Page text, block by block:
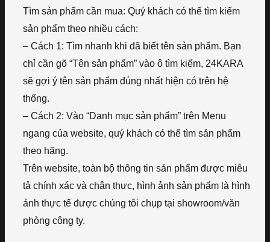
Tìm sản phẩm cần mua: Quý khách có thể tìm kiếm
sản phẩm theo nhiều cách:
– Cách 1: Tìm nhanh khi đã biết tên sản phẩm. Bạn
chỉ cần gõ “Tên sản phẩm” vào ô tìm kiếm, 24KARA
sẽ gợi ý tên sản phẩm đúng nhất hiện có trên hệ
thống.
– Cách 2: Vào “Danh mục sản phẩm” trên Menu
ngang của website, quý khách có thể tìm sản phẩm
theo hãng.
Trên website, toàn bộ thông tin sản phẩm được miêu
tả chính xác và chân thực, hình ảnh sản phẩm là hình
ảnh thực tế được chúng tôi chụp tại showroom/văn
phòng công ty.